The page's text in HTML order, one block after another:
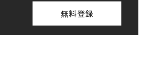
無料登録